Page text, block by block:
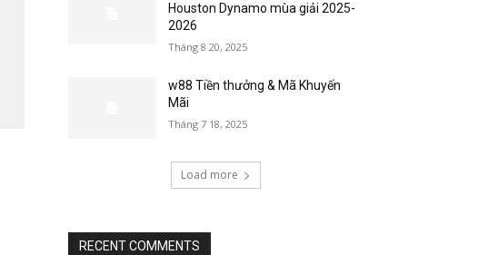
Houston Dynamo mùa giải 2025-
2026
Tháng 8 20, 2025
w88 Tiền thưởng & Mã Khuyến
Mãi
Tháng 7 18, 2025
Load more
RECENT COMMENTS